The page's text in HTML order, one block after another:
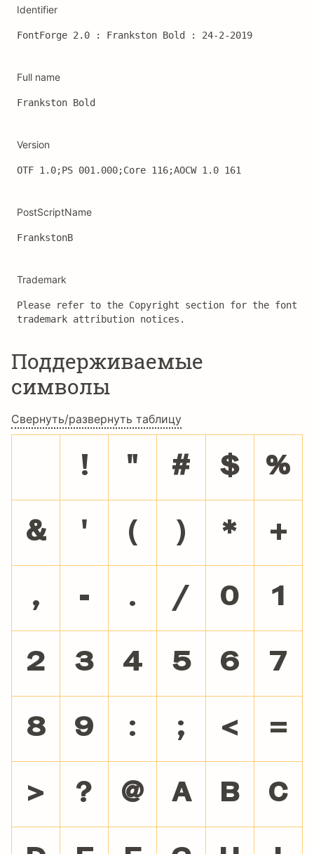
Identifier
FontForge 2.0 : Frankston Bold : 24-2-2019
Full name
Frankston Bold
Version
OTF 1.0;PS 001.000;Core 116;AOCW 1.0 161
PostScriptName
FrankstonB
Trademark
Please refer to the Copyright section for the font
trademark attribution notices.
Поддерживаемые
символы
Свернуть/развернуть таблицу
! " # $ %
& ' ( ) * +
, - . / 0 1
2 3 4 5 6 7
8 9 : ; < =
> ? @ A B C